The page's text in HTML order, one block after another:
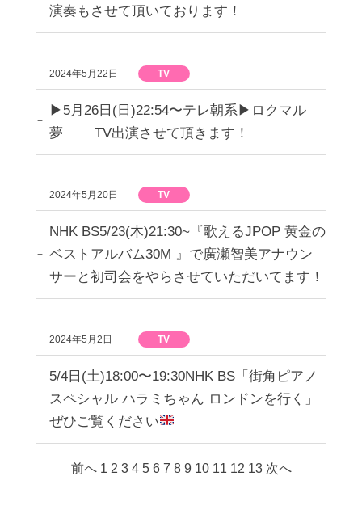
演奏もさせて頂いております！
2024年5月22日 TV
▶︎5月26日(日)22:54〜テレ朝系▶︎ロクマル
夢 TV出演させて頂きます！
2024年5月20日 TV
NHK BS5/23(木)21:30~『歌えるJPOP 黄金の
ベストアルバム30M 』で廣瀬智美アナウン
サーと初司会をやらさせていただいてます！
2024年5月2日 TV
5/4日(土)18:00〜19:30NHK BS「街角ピアノ
スペシャル ハラミちゃん ロンドンを行く」
ぜひご覧ください
前へ 1 2 3 4 5 6 7 8 9 10 11 12 13 次へ